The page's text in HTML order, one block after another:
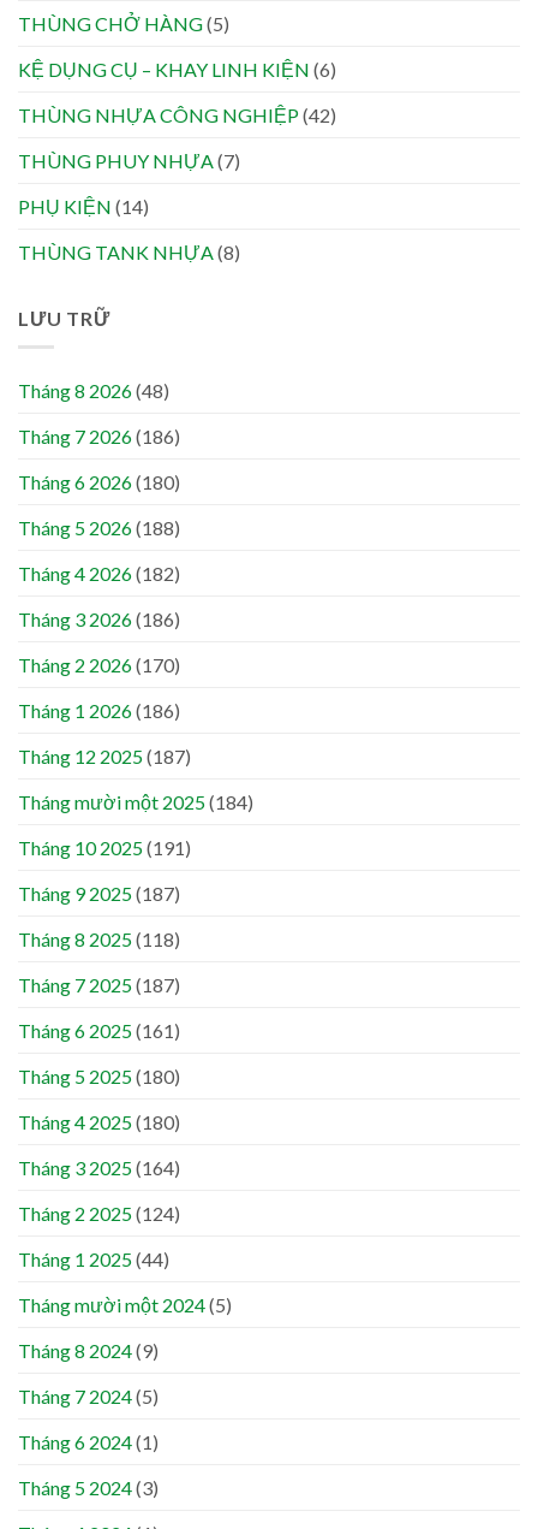
THÙNG CHỞ HÀNG(5)
KỆ DỤNG CỤ – KHAY LINH KIỆN (6)
THÙNG NHỰA CÔNG NGHIỆP(42)
THÙNG PHUY NHỰA(7)
PHỤ KIỆN (14)
THÙNG TANK NHỰA(8)
LƯU TRỮ
Tháng 8 2026(48)
Tháng 7 2026(186)
Tháng 6 2026(180)
Tháng 5 2026(188)
Tháng 4 2026(182)
Tháng 3 2026(186)
Tháng 2 2026(170)
Tháng 1 2026(186)
Tháng 12 2025(187)
Tháng mười một 2025(184)
Tháng 10 2025(191)
Tháng 9 2025(187)
Tháng 8 2025(118)
Tháng 7 2025(187)
Tháng 6 2025(161)
Tháng 5 2025(180)
Tháng 4 2025(180)
Tháng 3 2025(164)
Tháng 2 2025(124)
Tháng 1 2025(44)
Tháng mười một 2024(5)
Tháng 8 2024(9)
Tháng 7 2024(5)
Tháng 6 2024(1)
Tháng 5 2024(3)